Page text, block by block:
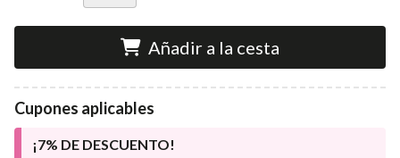
Añadir a la cesta
Cupones aplicables
¡7% DE DESCUENTO!